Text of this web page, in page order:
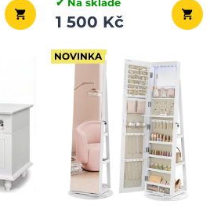
1 500 Kč
NOVINKA